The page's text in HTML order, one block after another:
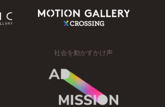
社会を動かすかけ声